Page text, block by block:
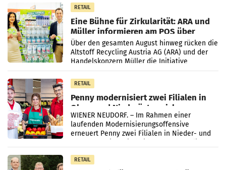
RETAIL
Eine Bühne für Zirkularität: ARA und
Müller informieren am POS über
Kreislauffähigkeit
Über den gesamten August hinweg rücken die
Altstoff Recycling Austria AG (ARA) und der
Handelskonzern Müller die Initiative
„Kreislauf-Helden“ in allen österreichischen
Müller-Filialen
RETAIL
Penny modernisiert zwei Filialen in
Ober- und Niederösterreich
WIENER NEUDORF. – Im Rahmen einer
laufenden Modernisierungsoffensive
erneuert Penny zwei Filialen in Nieder- und
RETAIL